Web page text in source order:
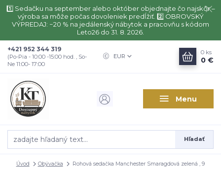
1️⃣ Sedačku na september alebo október objednajte čo najskôr –
výroba sa môže počas dovoleniek predĺžiť. 2️⃣ OBROVSKÝ
VÝPREDAJ: −20 % na jedálenský nábytok a pracovňu s kódom
Leto26 do 31. 8. 2026.
Menu
EUR
Hľadať
+421 952 344 319
(Po-Pia - 10:00 -15:00 hod. , So-
Ne 11:00- 17:00
0 ks
0 €
Úvod Obývačka Rohová sedačka Manchester Smaragdová zelená , 9